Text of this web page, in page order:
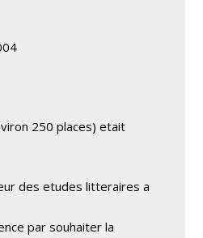
250 places) etait
des etudes litteraires a
par souhaiter la